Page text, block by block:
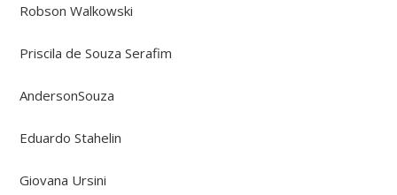
Robson Walkowski
Priscila de Souza Serafim
AndersonSouza
Eduardo Stahelin
Giovana Ursini